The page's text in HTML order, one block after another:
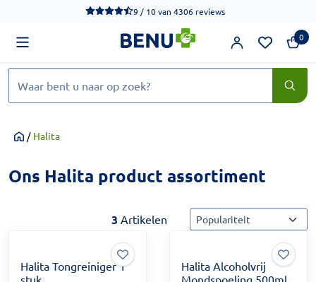
We werken momenteel hard aan het verbeteren van de
9 / 10van 4306 reviews
0
Home
/ Halita
Ons Halita product assortiment
3 Artikelen Sorteermethode
Halita Tongreiniger 1
stuk
Halita Alcoholvrij
Mondspoeling 500ml